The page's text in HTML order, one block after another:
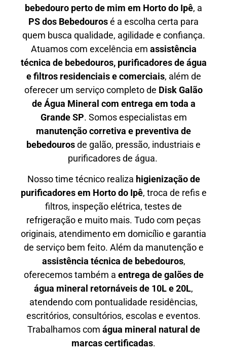
bebedouro perto de mim em Horto do Ipê, a
PS dos Bebedourosé a escolha certa para
quem busca qualidade, agilidade e confiança.
Atuamos com excelência em assistência
técnica de bebedouros, purificadores de água
e filtros residenciais e comerciais, além de
oferecer um serviço completo de Disk Galão
de Água Mineral com entrega em toda a
Grande SP. Somos especialistas em
manutenção corretiva e preventiva de
bebedourosde galão, pressão, industriais e
purificadores de água.
Nosso time técnico realiza higienização de
purificadores em Horto do Ipê, troca de refis e
filtros, inspeção elétrica, testes de
refrigeração e muito mais. Tudo com peças
originais, atendimento em domicílio e garantia
de serviço bem feito. Além da manutenção e
assistência técnica de bebedouros,
oferecemos também a entrega de galões de
água mineral retornáveis de 10L e 20L,
atendendo com pontualidade residências,
escritórios, consultórios, escolas e eventos.
Trabalhamos com água mineral natural de
marcas certificadas.